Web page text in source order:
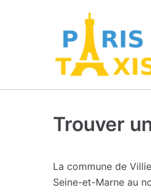
Trouver
La commune de
Seine-et-Marne au